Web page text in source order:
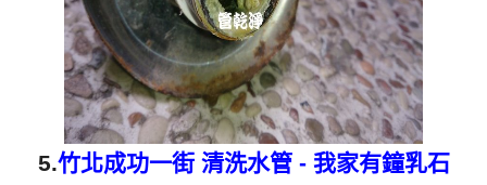
5.竹北成功一街 清洗水管 - 我家有鐘乳石